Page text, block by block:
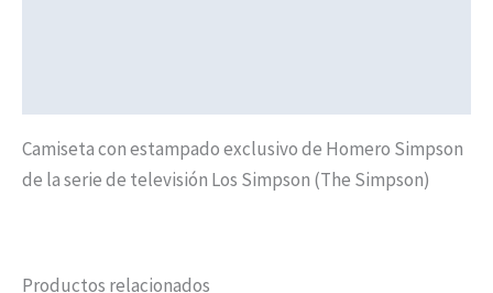
Camiseta con estampado exclusivo de Homero Simpson
de la serie de televisión Los Simpson (The Simpson)
Productos relacionados